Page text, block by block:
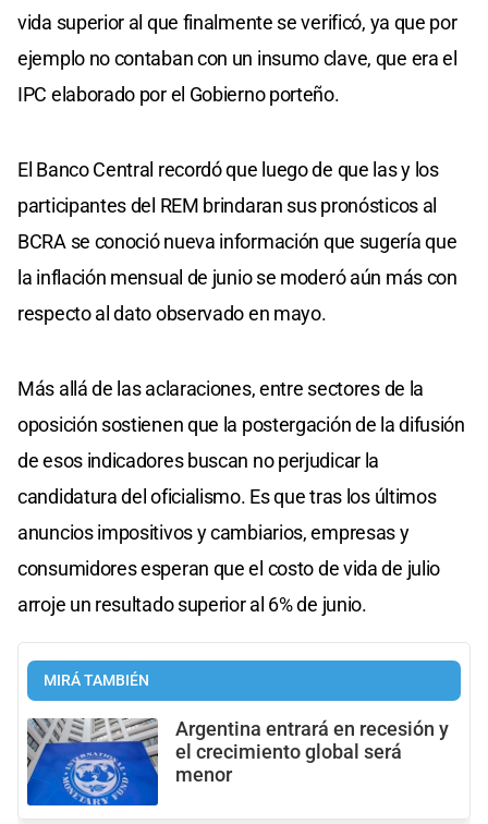
vida superior al que finalmente se verificó, ya que por
ejemplo no contaban con un insumo clave, que era el
IPC elaborado por el Gobierno porteño.
El Banco Central recordó que luego de que las y los
participantes del REM brindaran sus pronósticos al
BCRA se conoció nueva información que sugería que
la inflación mensual de junio se moderó aún más con
respecto al dato observado en mayo.
Más allá de las aclaraciones, entre sectores de la
oposición sostienen que la postergación de la difusión
de esos indicadores buscan no perjudicar la
candidatura del oficialismo. Es que tras los últimos
anuncios impositivos y cambiarios, empresas y
consumidores esperan que el costo de vida de julio
arroje un resultado superior al 6% de junio.
MIRÁ TAMBIÉN
Argentina entrará en recesión y
el crecimiento global será
menor